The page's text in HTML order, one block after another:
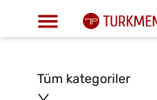
Tüm kategoriler